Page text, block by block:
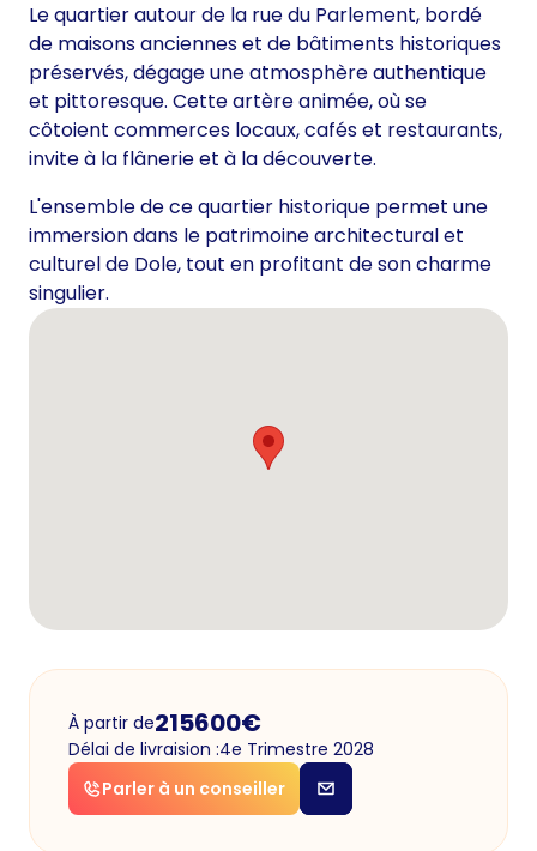
Le quartier autour de la rue du Parlement, bordé
de maisons anciennes et de bâtiments historiques
préservés, dégage une atmosphère authentique
et pittoresque. Cette artère animée, où se
côtoient commerces locaux, cafés et restaurants,
invite à la flânerie et à la découverte.
L'ensemble de ce quartier historique permet une
immersion dans le patrimoine architectural et
culturel de Dole, tout en profitant de son charme
singulier.
À partir de215600€
Délai de livraision :4e Trimestre 2028
Parler à un conseiller